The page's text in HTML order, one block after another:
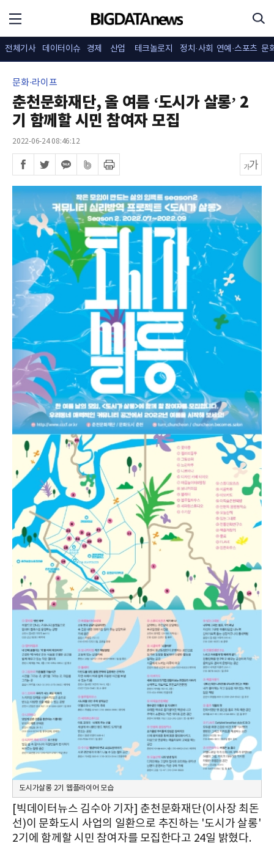
전체기사 데이터이슈 경제 산업 테크놀로지 정치·사회 연예·스포츠 문
문화·라이프
춘천문화재단, 올 여름 ‘도시가 살롱’ 2
기 함께할 시민 참여자 모집
2022-06-24 08:46:12
도시가살롱 2기 웹플라이어 모습
[빅데이터뉴스 김수아 기자] 춘천문화재단(이사장 최돈
선)이 문화도시 사업의 일환으로 추진하는 '도시가 살롱'
2기에 함께할 시민 참여자를 모집한다고 24일 밝혔다.